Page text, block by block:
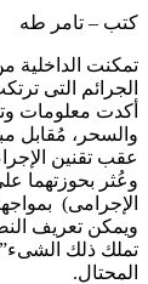
كتب – تامر طه
تمكنت الداخلية
الجرائم التى
أكدت معلومات
والسحر، مُقابل
عقب تقنين
وعُثر بحوزتهما
الإجرامى)
ويمكن تعريف
تملك ذلك
المحتال.